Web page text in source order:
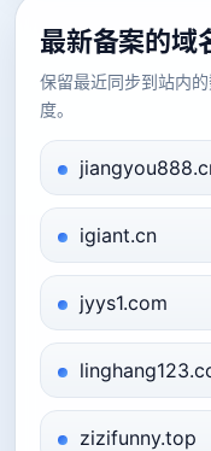
最新备案的域
保留最近同步到站内
度。
igiant.cn
jyys1.com
zizifunny.top